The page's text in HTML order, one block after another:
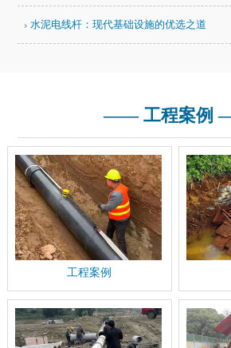
水泥电线杆：现代基础设施的优选之道
—— 工程案例
工程案例